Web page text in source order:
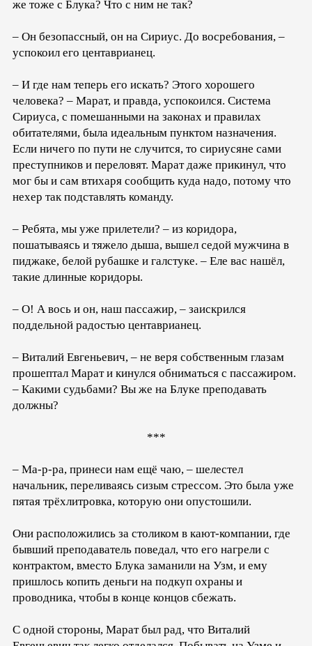
же тоже с Блука? Что с ним не так?
– Он безопассный, он на Сириус. До восребования, –
успокоил его центаврианец.
– И где нам теперь его искать? Этого хорошего
человека? – Марат, и правда, успокоился. Система
Сириуса, с помешанными на законах и правилах
обитателями, была идеальным пунктом назначения.
Если ничего по пути не случится, то сириусяне сами
преступников и переловят. Марат даже прикинул, что
мог бы и сам втихаря сообщить куда надо, потому что
нехер так подставлять команду.
– Ребята, мы уже прилетели? – из коридора,
пошатываясь и тяжело дыша, вышел седой мужчина в
пиджаке, белой рубашке и галстуке. – Еле вас нашёл,
такие длинные коридоры.
– О! А вось и он, наш пассажир, – заискрился
поддельной радостью центаврианец.
– Виталий Евгеньевич, – не веря собственным глазам
прошептал Марат и кинулся обниматься с пассажиром.
– Какими судьбами? Вы же на Блуке преподавать
должны?
***
– Ма-р-ра, принеси нам ещё чаю, – шелестел
начальник, переливаясь сизым стрессом. Это была уже
пятая трёхлитровка, которую они опустошили.
Они расположились за столиком в кают-компании, где
бывший преподаватель поведал, что его нагрели с
контрактом, вместо Блука заманили на Узм, и ему
пришлось копить деньги на подкуп охраны и
проводника, чтобы в конце концов сбежать.
С одной стороны, Марат был рад, что Виталий